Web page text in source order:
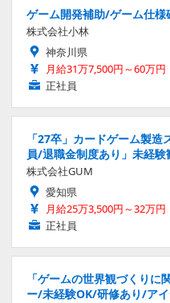
ゲーム開発補助/ゲーム仕
株式会社小林
神奈川県
月給31万7,500円～60万円
正社員
「27卒」カードゲーム製
員/退職金制度あり」未経
株式会社GUM
愛知県
月給25万3,500円～32万円
正社員
「ゲームの世界観づくりに
ー/未経験OK/研修あり/ア